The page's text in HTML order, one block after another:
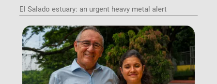
El Salado estuary: an urgent heavy metal alert
Image